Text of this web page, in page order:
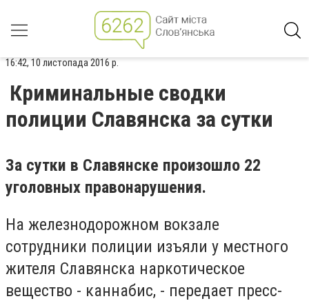
16:42, 10 листопада 2016 р.
Криминальные сводки
полиции Славянска за сутки
За сутки в Славянске произошло 22
уголовных правонарушения.
На железнодорожном вокзале
сотрудники полиции изъяли у местного
жителя Славянска наркотическое
вещество - каннабис, - передает пресс-